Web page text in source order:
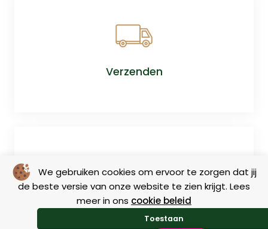
We gebruiken cookies om ervoor te zorgen dat jij
de beste versie van onze website te zien krijgt. Lees
meer in ons cookie beleid
Toestaan
Verzenden
Retourneren